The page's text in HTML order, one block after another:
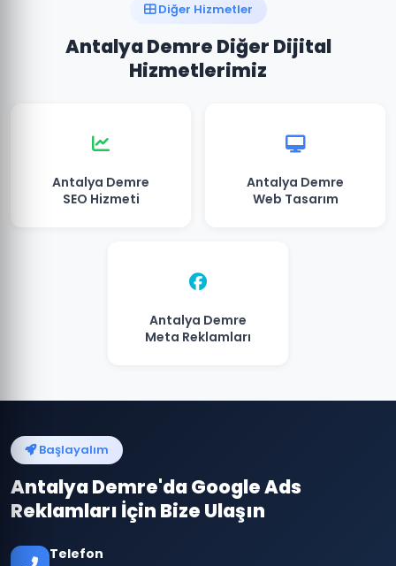
Diğer Hizmetler
Antalya Demre Diğer Dijital
Hizmetlerimiz
Antalya Demre
SEO Hizmeti
Antalya Demre
Web Tasarım
Antalya Demre
Meta Reklamları
Başlayalım
Antalya Demre'da Google Ads
Reklamları İçin Bize Ulaşın
Telefon